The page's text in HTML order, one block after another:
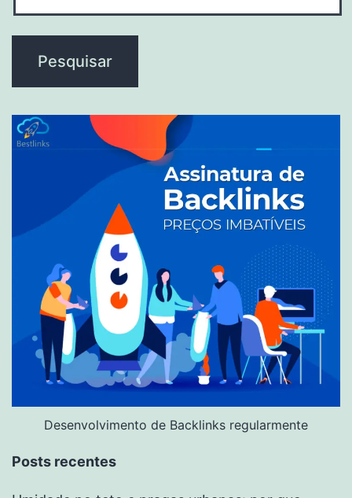
Desenvolvimento de Backlinks regularmente
Posts recentes